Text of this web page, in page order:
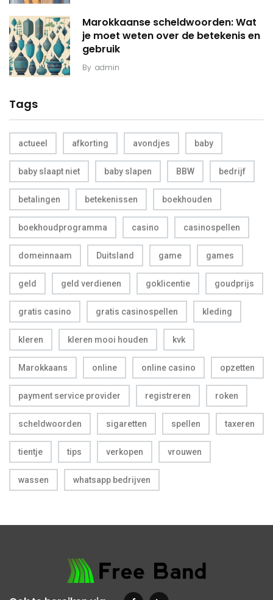
Marokkaanse scheldwoorden: Wat
je moet weten over de betekenis en
gebruik
By admin
Tags
actueel afkorting avondjes baby
baby slaapt niet baby slapen BBW bedrijf
betalingen betekenissen boekhouden
boekhoudprogramma casino casinospellen
domeinnaam Duitsland game games
geld geld verdienen goklicentie goudprijs
gratis casino gratis casinospellen kleding
kleren kleren mooi houden kvk
Marokkaans online online casino opzetten
payment service provider registreren roken
scheldwoorden sigaretten spellen taxeren
tientje tips verkopen vrouwen
wassen whatsapp bedrijven